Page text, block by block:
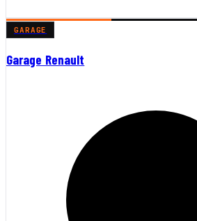
GARAGE
Garage Renault